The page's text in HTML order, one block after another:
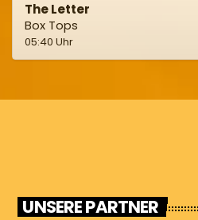
The Letter
Box Tops
05:40 Uhr
UNSERE PARTNER